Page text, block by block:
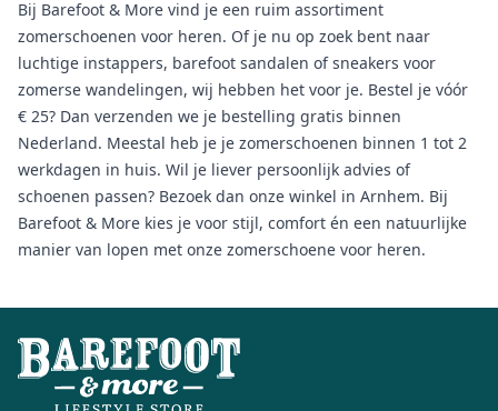
Bij Barefoot & More vind je een ruim assortiment
zomerschoenen voor heren. Of je nu op zoek bent naar
luchtige instappers, barefoot sandalen of sneakers voor
zomerse wandelingen, wij hebben het voor je. Bestel je vóór
€ 25? Dan verzenden we je bestelling gratis binnen
Nederland. Meestal heb je je zomerschoenen binnen 1 tot 2
werkdagen in huis. Wil je liever persoonlijk advies of
schoenen passen? Bezoek dan onze winkel in Arnhem. Bij
Barefoot & More kies je voor stijl, comfort én een natuurlijke
manier van lopen met onze zomerschoene voor heren.